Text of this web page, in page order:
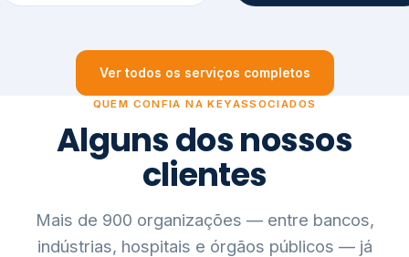
Ver todos os serviços completos
QUEM CONFIA NA KEYASSOCIADOS
Alguns dos nossos
clientes
Mais de 900 organizações — entre bancos,
indústrias, hospitais e órgãos públicos — já